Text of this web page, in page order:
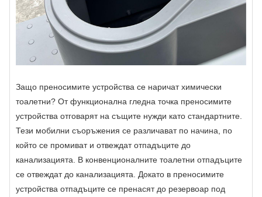
Защо преносимите устройства се наричат ​​химически
тоалетни? От функционална гледна точка преносимите
устройства отговарят на същите нужди като стандартните.
Тези мобилни съоръжения се различават по начина, по
който се промиват и отвеждат отпадъците до
канализацията. В конвенционалните тоалетни отпадъците
се отвеждат до канализацията. Докато в преносимите
устройства отпадъците се пренасят до резервоар под